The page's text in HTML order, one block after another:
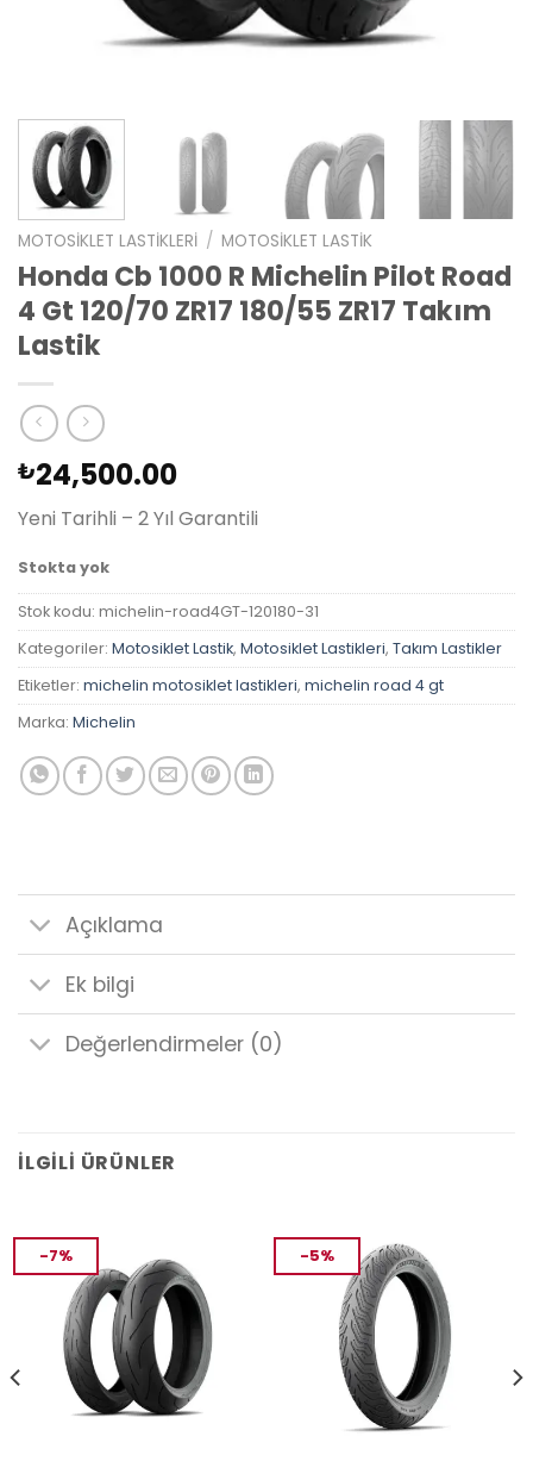
MOTOSIKLET LASTIKLERI / MOTOSIKLET LASTIK
Honda Cb 1000 R Michelin Pilot Road
4 Gt 120/70 ZR17 180/55 ZR17 Takım
Lastik
₺24,500.00
Yeni Tarihli – 2 Yıl Garantili
Stokta yok
Stok kodu: michelin-road4GT-120180-31
Kategoriler: Motosiklet Lastik, Motosiklet Lastikleri, Takım Lastikler
Etiketler: michelin motosiklet lastikleri, michelin road 4 gt
Marka: Michelin
Açıklama
Ek bilgi
Değerlendirmeler (0)
İLGILI ÜRÜNLER
-7% -5%